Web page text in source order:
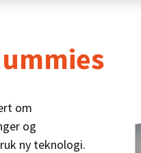
om
og
ny teknologi.